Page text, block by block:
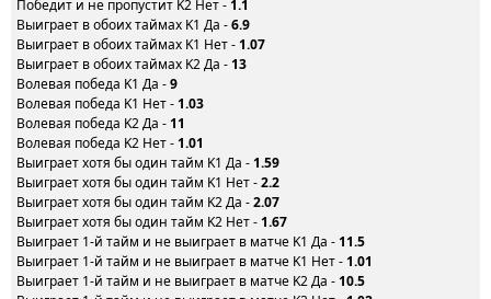
Победит и не пропустит K2 Нет - 1.1
Выиграет в обоих таймах K1 Да -6.9
Выиграет в обоих таймах K1 Нет - 1.07
Выиграет в обоих таймах K2 Да - 13
Волевая победа K1 Да -9
Волевая победа K1 Нет - 1.03
Волевая победа K2 Да - 11
Волевая победа K2 Нет - 1.01
Выиграет хотя бы один тайм K1 Да - 1.59
Выиграет хотя бы один тайм K1 Нет -2.2
Выиграет хотя бы один тайм K2 Да -2.07
Выиграет хотя бы один тайм K2 Нет - 1.67
Выиграет 1-й тайм и не выиграет в матче K1 Да - 11.5
Выиграет 1-й тайм и не выиграет в матче K1 Нет - 1.01
Выиграет 1-й тайм и не выиграет в матче K2 Да - 10.5